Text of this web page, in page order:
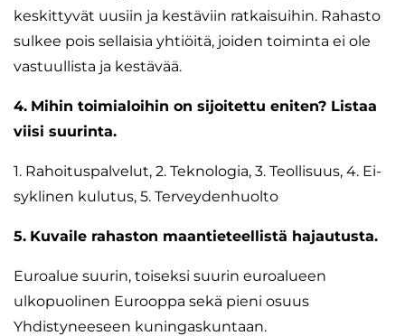
keskittyvät uusiin ja kestäviin ratkaisuihin. Rahasto
sulkee pois sellaisia yhtiöitä, joiden toiminta ei ole
vastuullista ja kestävää.
4. Mihin toimialoihin on sijoitettu eniten? Listaa
viisi suurinta.
1. Rahoituspalvelut, 2. Teknologia, 3. Teollisuus, 4. Ei-
syklinen kulutus, 5. Terveydenhuolto
5. Kuvaile rahaston maantieteellistä hajautusta.
Euroalue suurin, toiseksi suurin euroalueen
ulkopuolinen Eurooppa sekä pieni osuus
Yhdistyneeseen kuningaskuntaan.